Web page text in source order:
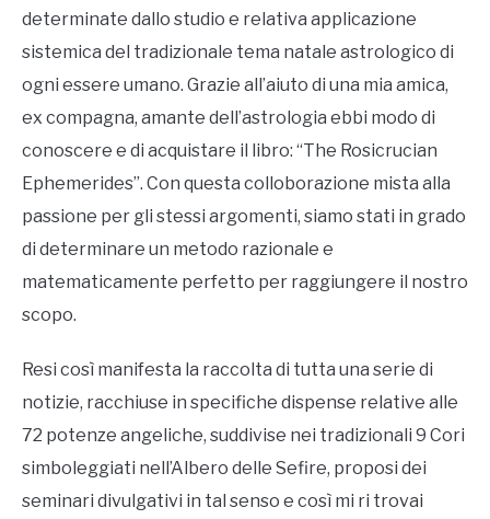
determinate dallo studio e relativa applicazione
sistemica del tradizionale tema natale astrologico di
ogni essere umano. Grazie all’aiuto di una mia amica,
ex compagna, amante dell’astrologia ebbi modo di
conoscere e di acquistare il libro: “The Rosicrucian
Ephemerides”. Con questa colloborazione mista alla
passione per gli stessi argomenti, siamo stati in grado
di determinare un metodo razionale e
matematicamente perfetto per raggiungere il nostro
scopo.
Resi così manifesta la raccolta di tutta una serie di
notizie, racchiuse in specifiche dispense relative alle
72 potenze angeliche, suddivise nei tradizionali 9 Cori
simboleggiati nell’Albero delle Sefire, proposi dei
seminari divulgativi in tal senso e così mi ri trovai